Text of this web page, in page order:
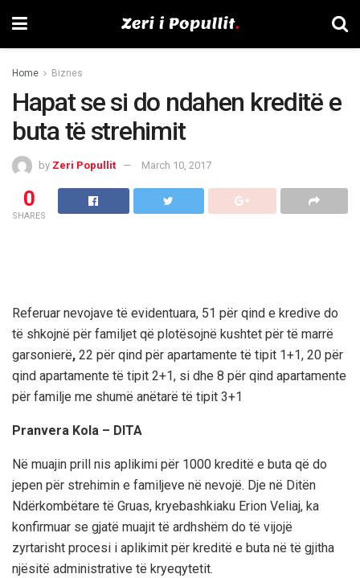
Home Biznes
Hapat se si do ndahen kreditë e
buta të strehimit
by Zeri Popullit March 10, 2017
0
SHARES
Referuar nevojave të evidentuara, 51 për qind e kredive do
të shkojnë për familjet që plotësojnë kushtet për të marrë
garsonierë, 22 për qind për apartamente të tipit 1+1, 20 për
qind apartamente të tipit 2+1, si dhe 8 për qind apartamente
për familje me shumë anëtarë të tipit 3+1
Pranvera Kola – DITA
Në muajin prill nis aplikimi për 1000 kreditë e buta që do
jepen për strehimin e familjeve në nevojë. Dje në Ditën
Ndërkombëtare të Gruas, kryebashkiaku Erion Veliaj, ka
konfirmuar se gjatë muajit të ardhshëm do të vijojë
zyrtarisht procesi i aplikimit për kreditë e buta në të gjitha
njësitë administrative të kryeqytetit.